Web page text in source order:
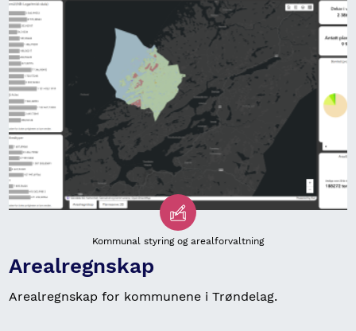
Kommunal styring og arealforvaltning
Arealregnskap
Arealregnskap for kommunene i Trøndelag.